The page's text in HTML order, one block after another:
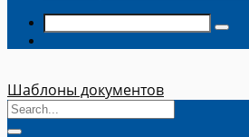
Шаблоны документов